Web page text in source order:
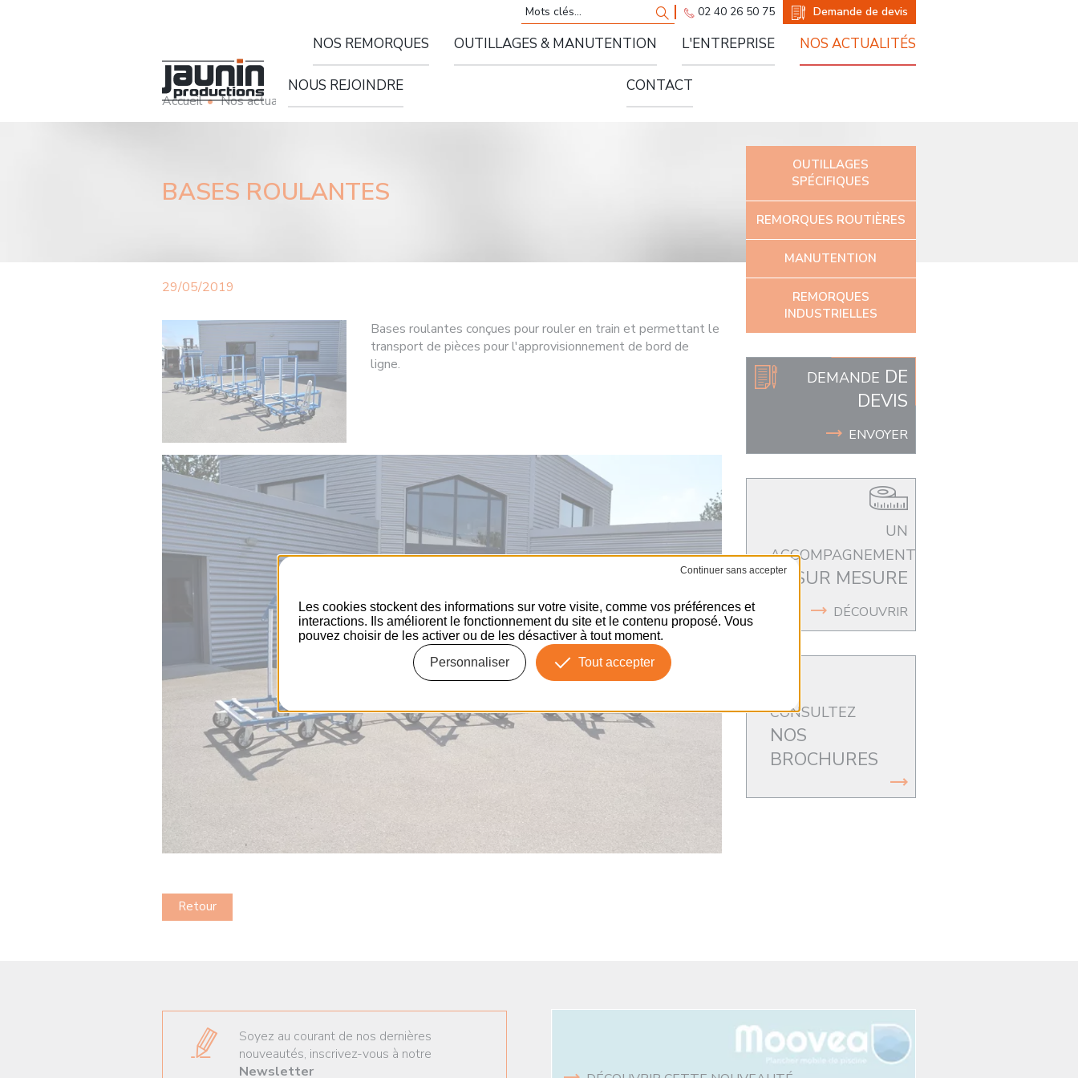
Rechercher02 40 26 50 75 Demande de devis
NOS REMORQUES OUTILLAGES & MANUTENTION L'ENTREPRISE NOS ACTUALITÉS
NOUS REJOINDRE CONTACT
Accueil Nos actualités
OUTILLAGES
SPÉCIFIQUES
REMORQUES ROUTIÈRES
MANUTENTION
REMORQUES
INDUSTRIELLES
BASES ROULANTES
29/05/2019
Bases roulantes conçues pour rouler en train et permettant le
transport de pièces pour l'approvisionnement de bord de
ligne.
Retour
DEMANDE DE
DEVIS
ENVOYER
UN
ACCOMPAGNEMENT
SUR MESURE
DÉCOUVRIR
CONSULTEZ
NOS
BROCHURES
Soyez au courant de nos dernières
nouveautés, inscrivez-vous à notre
Newsletter
Les cookies stockent des informations sur votre visite, comme vos préférences et
interactions. Ils améliorent le fonctionnement du site et le contenu proposé. Vous
pouvez choisir de les activer ou de les désactiver à tout moment.
Tout accepter
Personnaliser